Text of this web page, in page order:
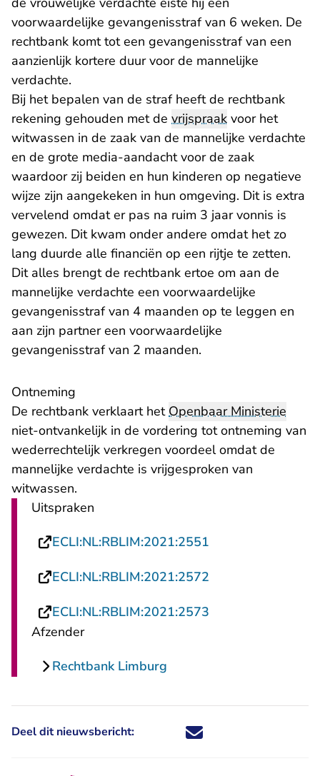
voorwaardelijke gevangenisstraf van 6 weken. De
rechtbank komt tot een gevangenisstraf van een
aanzienlijk kortere duur voor de mannelijke
verdachte.
Bij het bepalen van de straf heeft de rechtbank
rekening gehouden met de vrijspraak voor het
witwassen in de zaak van de mannelijke verdachte
en de grote media-aandacht voor de zaak
waardoor zij beiden en hun kinderen op negatieve
wijze zijn aangekeken in hun omgeving. Dit is extra
vervelend omdat er pas na ruim 3 jaar vonnis is
gewezen. Dit kwam onder andere omdat het zo
lang duurde alle financiën op een rijtje te zetten.
Dit alles brengt de rechtbank ertoe om aan de
mannelijke verdachte een voorwaardelijke
gevangenisstraf van 4 maanden op te leggen en
aan zijn partner een voorwaardelijke
gevangenisstraf van 2 maanden.
Ontneming
De rechtbank verklaart hetOpenbaar Ministerie
niet-ontvankelijk in de vordering tot ontneming van
wederrechtelijk verkregen voordeel omdat de
mannelijke verdachte is vrijgesproken van
witwassen.
Uitspraken
ECLI:NL:RBLIM:2021:2551
ECLI:NL:RBLIM:2021:2572
ECLI:NL:RBLIM:2021:2573
Afzender
Rechtbank Limburg
Deel dit nieuwsbericht: Deel dit nieuwsbericht via X -
Deel dit nieuwsbericht via
Deel dit nieuwsbericht
Deel dit